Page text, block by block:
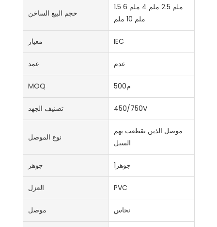
حجم البيع الساخن
1.5 ملم 2.5 ملم 4 ملم 6
ملم 10 ملم
معيار IEC
غمد عدم
MOQ م500
تصنيف الجهد 450/750V
نوع الموصل
موصل الذين تقطعت بهم
السبل
جوهر جوهر1
العزل PVC
موصل نحاس